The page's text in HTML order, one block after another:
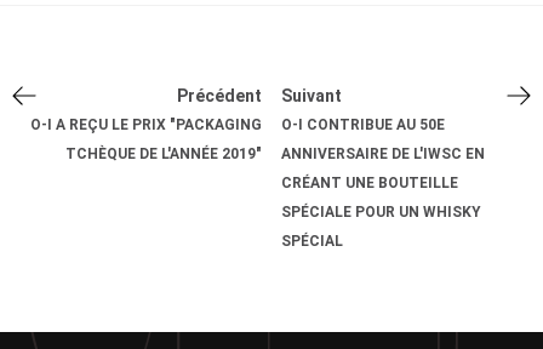
Précédent
O-I A REÇU LE PRIX "PACKAGING
TCHÈQUE DE L'ANNÉE 2019"
Suivant
O-I CONTRIBUE AU 50E
ANNIVERSAIRE DE L'IWSC EN
CRÉANT UNE BOUTEILLE
SPÉCIALE POUR UN WHISKY
SPÉCIAL